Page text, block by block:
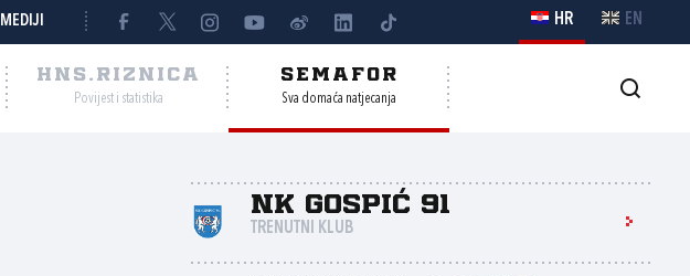
MEDIJI HR EN
HNS.RIZNICA
Povijest i statistika
SEMAFOR
Sva domaća natjecanja
NK Gospić 91
TRENUTNI KLUB